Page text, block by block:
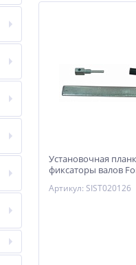
Установочная
фиксаторы валов
Артикул: SIST020126